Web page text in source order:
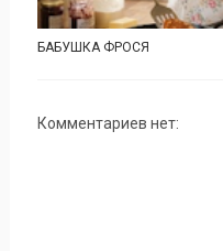
БАБУШКА ФРОСЯ
Комментариев нет: